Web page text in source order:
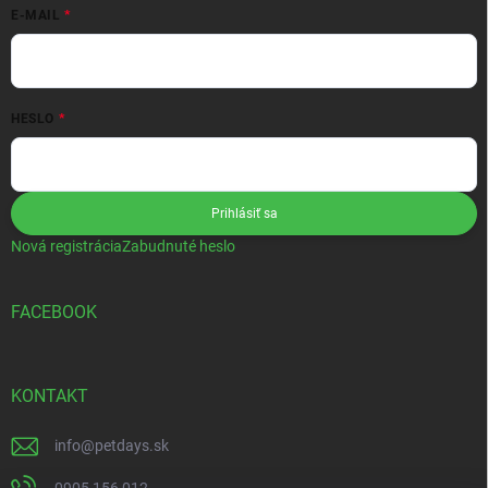
E-MAIL
HESLO
Prihlásiť sa
Nová registráciaZabudnuté heslo
FACEBOOK
KONTAKT
info@petdays.sk